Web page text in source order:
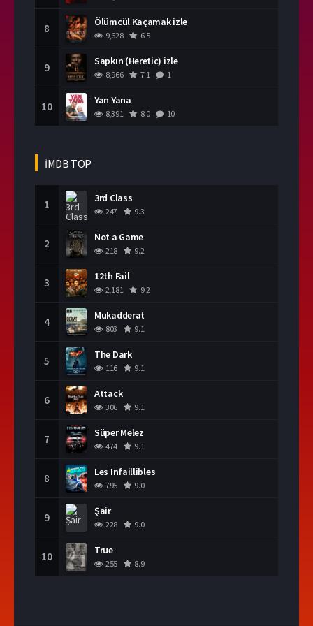
8 Ölümcül Kaçamak izle
9,628 6.5
9 Sapkın (Heretic) izle
8,966 7.1 1
10 Yan Yana
8,391 8.0 10
İMDB TOP
1 3rd Class
247 9.3
2 Not a Game
218 9.2
3 12th Fail
2,181 9.2
4 Mukadderat
803 9.1
5 The Dark
116 9.1
6 Attack
306 9.1
7 Süper Melez
474 9.1
8 Les Infaillibles
795 9.0
9 Şair
228 9.0
10 True
255 8.9